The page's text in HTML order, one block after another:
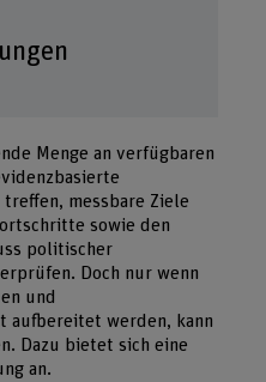
Menge an verfügbaren
treffen, messbare Ziele
sowie den
politischer
Doch nur wenn
und
aufbereitet werden, kann
Dazu bietet sich eine
an.